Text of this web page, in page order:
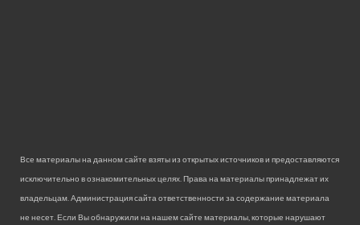
Все материалы на данном сайте взяты из открытых источников и предоставляются
исключительно в ознакомительных целях. Права на материалы принадлежат их
владельцам. Администрация сайта ответственности за содержание материала
не несет. Если Вы обнаружили на нашем сайте материалы, которые нарушают